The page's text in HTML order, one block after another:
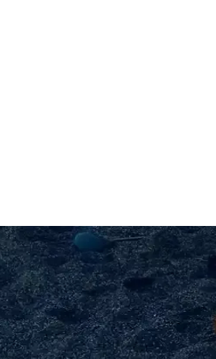
Noktaları
dikkat edin. Kıyma, baharatlar ve
yapmanın püf noktaları hakkında